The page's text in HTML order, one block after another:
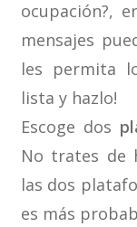
ocupación?,
mensajes
les permita
lista y hazlo!
Escoge dos
No trates de
las dos
es más